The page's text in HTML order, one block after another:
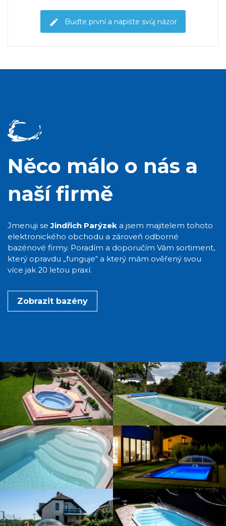
Buďte první a napište svůj názor
Něco málo o nás a
naší firmě
Jmenuji seJindřich Parýzek a jsem majitelem tohoto
elektronického obchodu a zároveň odborné
bazénové firmy. Poradím a doporučím Vám sortiment,
který opravdu „funguje“ a který mám ověřený svou
více jak 20 letou praxí.
Zobrazit bazény